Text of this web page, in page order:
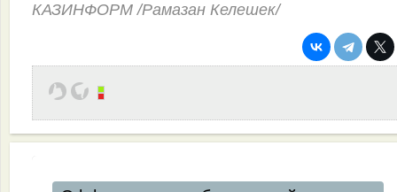
КАЗИНФОРМ /Рамазан Келешек/